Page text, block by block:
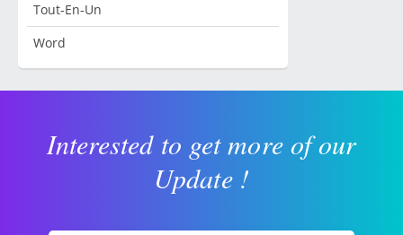
Tout-En-Un
Word
Interested to get more of our
Update !